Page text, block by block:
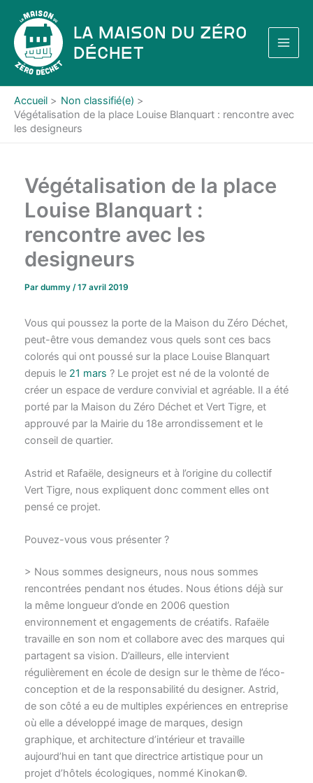
contenu
La Maison du Zéro
Déchet
Accueil
Non classifié(e)
Végétalisation de la place Louise Blanquart : rencontre avec
les designeurs
Végétalisation de la place
Louise Blanquart :
rencontre avec les
designeurs
Par dummy /17 avril 2019
Vous qui poussez la porte de la Maison du Zéro Déchet,
peut-être vous demandez vous quels sont ces bacs
colorés qui ont poussé sur la place Louise Blanquart
depuis le 21 mars ? Le projet est né de la volonté de
créer un espace de verdure convivial et agréable. Il a été
porté par la Maison du Zéro Déchet et Vert Tigre, et
approuvé par la Mairie du 18e arrondissement et le
conseil de quartier.
Astrid et Rafaële, designeurs et à l’origine du collectif
Vert Tigre, nous expliquent donc comment elles ont
pensé ce projet.
Pouvez-vous vous présenter ?
> Nous sommes designeurs, nous nous sommes
rencontrées pendant nos études. Nous étions déjà sur
la même longueur d’onde en 2006 question
environnement et engagements de créatifs. Rafaële
travaille en son nom et collabore avec des marques qui
partagent sa vision. D’ailleurs, elle intervient
régulièrement en école de design sur le thème de l’éco-
conception et de la responsabilité du designer. Astrid,
de son côté a eu de multiples expériences en entreprise
où elle a développé image de marques, design
graphique, et architecture d’intérieur et travaille
aujourd’hui en tant que directrice artistique pour un
projet d’hôtels écologiques, nommé Kinokan©.